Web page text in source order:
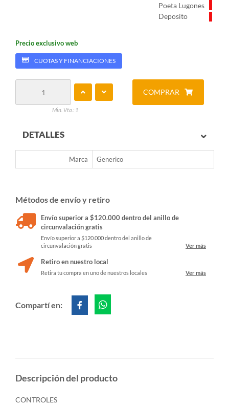
Poeta Lugones
Deposito
Precio exclusivo web
CUOTAS Y FINANCIACIONES
Min. Vta.: 1
COMPRAR
DETALLES
Marca Generico
Métodos de envío y retiro
Envío superior a $120.000 dentro del anillo de
circunvalación gratis
Envío superior a $120.000 dentro del anillo de
circunvalación gratis
Ver más
Retiro en nuestro local
Retira tu compra en uno de nuestros locales Ver más
Compartí en:
Descripción del producto
CONTROLES